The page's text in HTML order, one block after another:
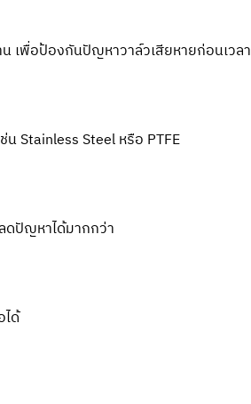
เพื่อป้องกันปัญหาวาล์วเสียหายก่อนเวลา
Stainless Steel หรือ PTFE
ดปัญหาได้มากกว่า
ด้